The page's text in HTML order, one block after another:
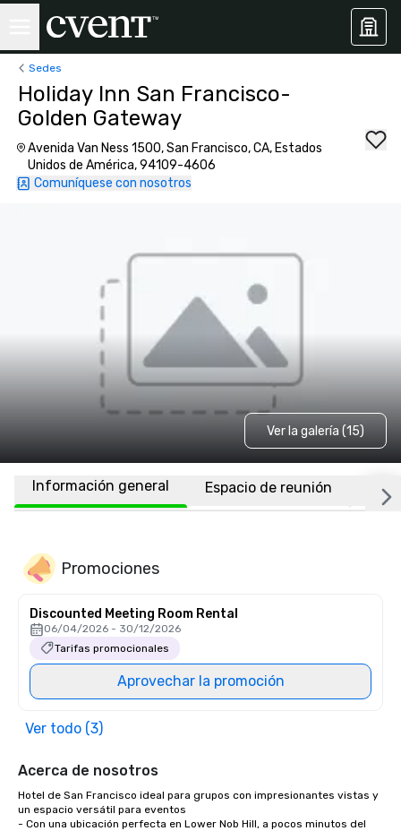
Sedes
Holiday Inn San Francisco-
Golden Gateway
Avenida Van Ness 1500, San Francisco, CA, Estados
Unidos de América, 94109-4606
Comuníquese con nosotros
Ver la galería (15)
Información general Espacio de reunión
Promociones
Discounted Meeting Room Rental
06/04/2026 - 30/12/2026
Tarifas promocionales
Aprovechar la promoción
Ver todo (3)
Acerca de nosotros
Hotel de San Francisco ideal para grupos con impresionantes vistas y
un espacio versátil para eventos
- Con una ubicación perfecta en Lower Nob Hill, a pocos minutos del